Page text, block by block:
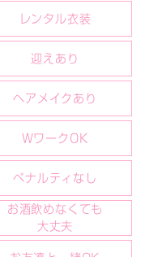
レンタル衣装
迎えあり
ヘアメイクあり
WワークOK
ペナルティなし
お酒飲めなくても
大丈夫